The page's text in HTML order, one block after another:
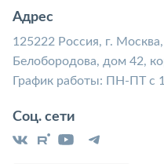
Адрес
125222 Россия, г.
Белобородова, дом 42,
График работы: ПН-ПТ с
Соц. сети